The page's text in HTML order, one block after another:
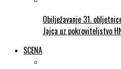
Obilježavanje 31.
Jajca uz pokroviteljstvo
SCENA